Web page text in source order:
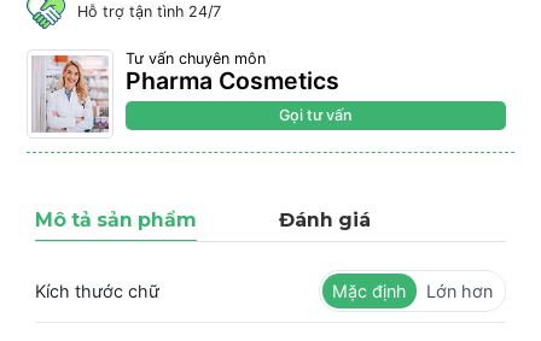
Hỗ trợ tận tình 24/7
Tư vấn chuyên môn
Pharma Cosmetics
Gọi tư vấn
Mô tả sản phẩm Đánh giá
Kích thước chữ Mặc định Lớn hơn